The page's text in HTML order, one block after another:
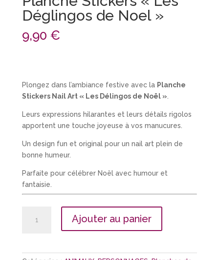
Déglingos de Noel »
9,90 €
Plongez dans l’ambiance festive avec la Planche
Stickers Nail Art « Les Délingos de Noël »
Leurs expressions hilarantes et leurs détails rigolos
apportent une touche joyeuse à vos manucures.
Un design fun et original pour un nail art plein de
bonne humeur.
Parfaite pour célébrer Noël avec humour et
fantaisie.
Ajouter au panier